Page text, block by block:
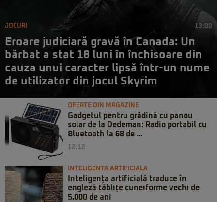
JOCURI 13:00
Eroare judiciară gravă în Canada: Un
bărbat a stat 18 luni în închisoare din
cauza unui caracter lipsă într-un nume
de utilizator din jocul Skyrim
OFERTE DIN MAGAZINE
Gadgetul pentru grădină cu panou
solar de la Dedeman: Radio portabil cu
Bluetooth la 68 de ...
12:12
INTELIGENTA ARTIFICIALA
Inteligența artificială traduce în
engleză tăblițe cuneiforme vechi de
5.000 de ani